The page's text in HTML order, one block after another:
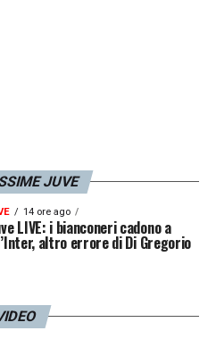
JUVE
14 ore ago
LIVE: i bianconeri cadono a
altro errore di Di Gregorio